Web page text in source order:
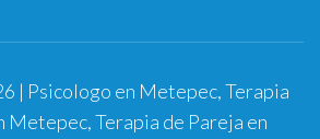
| Psicologo en Metepec, Terapia
Metepec, Terapia de Pareja en